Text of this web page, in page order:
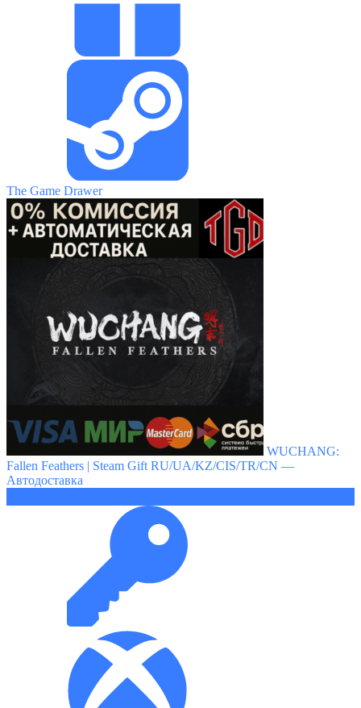
The Game Drawer
WUCHANG:
Fallen Feathers | Steam Gift RU/UA/KZ/CIS/TR/CN —
Автодоставка